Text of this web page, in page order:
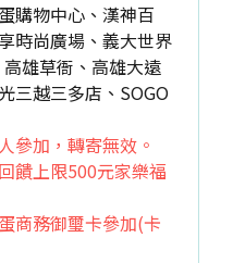
購物中心、漢神百
時尚廣場、義大世界
雄草衙、高雄大遠
三越三多店、SOGO
參加，轉寄無效。
饋上限500元家樂福
商務御璽卡參加(卡